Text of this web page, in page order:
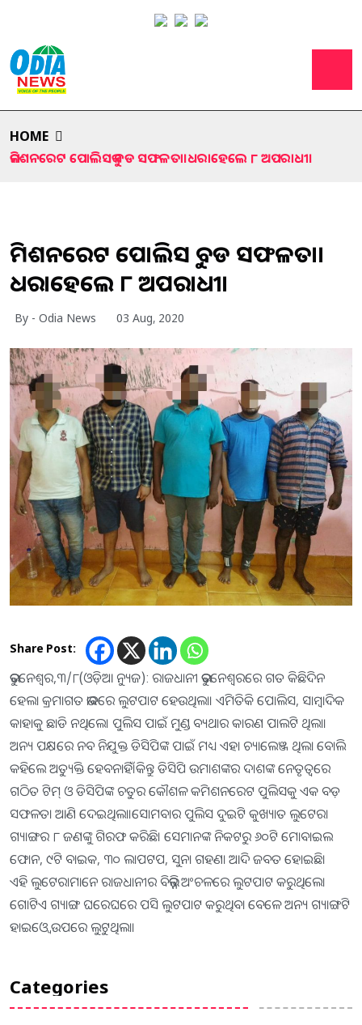
HOME
କମିଶନରେଟ ପୋଲିସକୁ ବଡ ସଫଳତା।ଧରାହେଲେ ୮ ଅପରାଧୀ।
କମିଶନରେଟ ପୋଲିସକୁ ବଡ ସଫଳତା।
ଧରାହେଲେ ୮ ଅପରାଧୀ।
By - Odia News 03 Aug, 2020
Share Post:
ଭୁବନେଶ୍ୱର,୩/୮(ଓଡ଼ିଆ ନ୍ୟୁଜ): ରାଜଧାନୀ ଭୁବନେଶ୍ୱରରେ ଗତ କିଛିଦିନ
ହେଲା କ୍ରମାଗତ ଭାବରେ ଲୁଟପାଟ ହେଉଥିଲା। ଏମିତିକି ପୋଲିସ, ସାମ୍ବାଦିକ
କାହାକୁ ଛାଡି ନଥିଲେ। ପୁଲିସ ପାଇଁ ମୁଣ୍ଡ ବ୍ୟଥାର କାରଣ ପାଲଟି ଥିଲା।
ଅନ୍ୟ ପକ୍ଷରେ ନବ ନିଯୁକ୍ତ ଡିସିପିଙ୍କ ପାଇଁ ମଧ୍ୟ ଏହା ଚ୍ୟାଲେଞ୍ଜ ଥିଲା ବୋଲି
କହିଲେ ଅତ୍ୟୁକ୍ତି ହେବନାହିଁ।କିନ୍ତୁ ଡିସିପି ଉମାଶଙ୍କର ଦାଶଙ୍କ ନେତୃତ୍ବରେ
ଗଠିତ ଟିମ୍ ଓ ଡିସିପିଙ୍କ ଚତୁର କୌଶଳ କମିଶନରେଟ ପୁଲିସକୁ ଏକ ବଡ଼
ସଫଳତା ଆଣି ଦେଇଥିଲା।ସୋମବାର ପୁଲିସ ଦୁଇଟି କୁଖ୍ୟାତ ଲୁଟେରା
ଗ୍ୟାଙ୍ଗର ୮ ଜଣଙ୍କୁ ଗିରଫ କରିଛି। ସେମାନଙ୍କ ନିକଟରୁ ୬୦ଟି ମୋବାଇଲ
ଫୋନ, ୯ଟି ବାଇକ, ୩୦ ଲାପଟପ, ସୁନା ଗହଣା ଆଦି ଜବତ ହୋଇଛି।
ଏହି ଲୁଟେରାମାନେ ରାଜଧାନୀର ବିଭିନ୍ନ ଅଂଚଳରେ ଲୁଟପାଟ କରୁଥିଲେ।
ଗୋଟିଏ ଗ୍ୟାଙ୍ଗ ଘରେଘରେ ପସି ଲୁଟପାଟ କରୁଥିବା ବେଳେ ଅନ୍ୟ ଗ୍ୟାଙ୍ଗଟି
ହାଇଓ୍ବେ ଉପରେ ଲୁଟୁଥିଲା।
Categories